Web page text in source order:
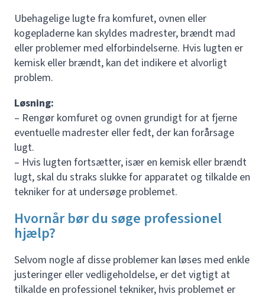
Ubehagelige lugte fra komfuret, ovnen eller
kogepladerne kan skyldes madrester, brændt mad
eller problemer med elforbindelserne. Hvis lugten er
kemisk eller brændt, kan det indikere et alvorligt
problem.
Løsning:
– Rengør komfuret og ovnen grundigt for at fjerne
eventuelle madrester eller fedt, der kan forårsage
lugt.
– Hvis lugten fortsætter, især en kemisk eller brændt
lugt, skal du straks slukke for apparatet og tilkalde en
tekniker for at undersøge problemet.
Hvornår bør du søge professionel
hjælp?
Selvom nogle af disse problemer kan løses med enkle
justeringer eller vedligeholdelse, er det vigtigt at
tilkalde en professionel tekniker, hvis problemet er